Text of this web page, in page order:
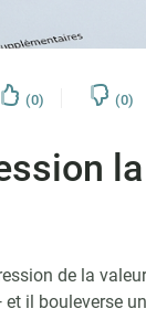
(0) (0)
de la
il bouleverse